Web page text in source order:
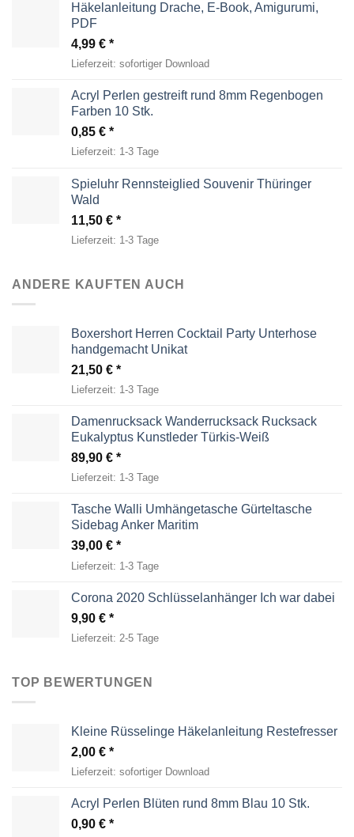
Häkelanleitung Drache, E-Book, Amigurumi,
PDF
4,99 €
Lieferzeit: sofortiger Download
Acryl Perlen gestreift rund 8mm Regenbogen
Farben 10 Stk.
0,85 €
Lieferzeit: 1-3 Tage
Spieluhr Rennsteiglied Souvenir Thüringer
Wald
11,50 €
Lieferzeit: 1-3 Tage
ANDERE KAUFTEN AUCH
Boxershort Herren Cocktail Party Unterhose
handgemacht Unikat
21,50 €
Lieferzeit: 1-3 Tage
Damenrucksack Wanderrucksack Rucksack
Eukalyptus Kunstleder Türkis-Weiß
89,90 €
Lieferzeit: 1-3 Tage
Tasche Walli Umhängetasche Gürteltasche
Sidebag Anker Maritim
39,00 €
Lieferzeit: 1-3 Tage
Corona 2020 Schlüsselanhänger Ich war dabei
9,90 €
Lieferzeit: 2-5 Tage
TOP BEWERTUNGEN
Kleine Rüsselinge Häkelanleitung Restefresser
2,00 €
Lieferzeit: sofortiger Download
Acryl Perlen Blüten rund 8mm Blau 10 Stk.
0,90 €